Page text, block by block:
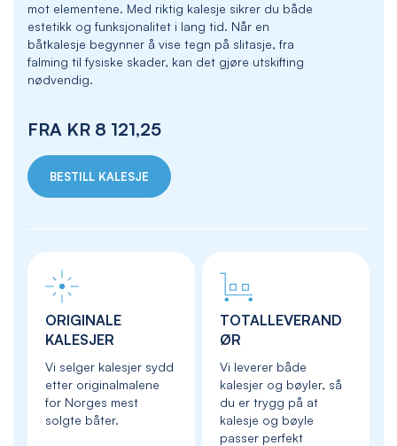
mot elementene. Med riktig kalesje sikrer du både
estetikk og funksjonalitet i lang tid. Når en
båtkalesje begynner å vise tegn på slitasje, fra
falming til fysiske skader, kan det gjøre utskifting
nødvendig.
FRA KR 8 121,25
BESTILL KALESJE
ORIGINALE
KALESJER
Vi selger kalesjer sydd
etter originalmalene
for Norges mest
solgte båter.
TOTALLEVERAND
ØR
Vi leverer både
kalesjer og bøyler, så
du er trygg på at
kalesje og bøyle
passer perfekt
images
gallery